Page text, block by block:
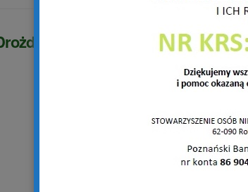
Filip nie z konopi